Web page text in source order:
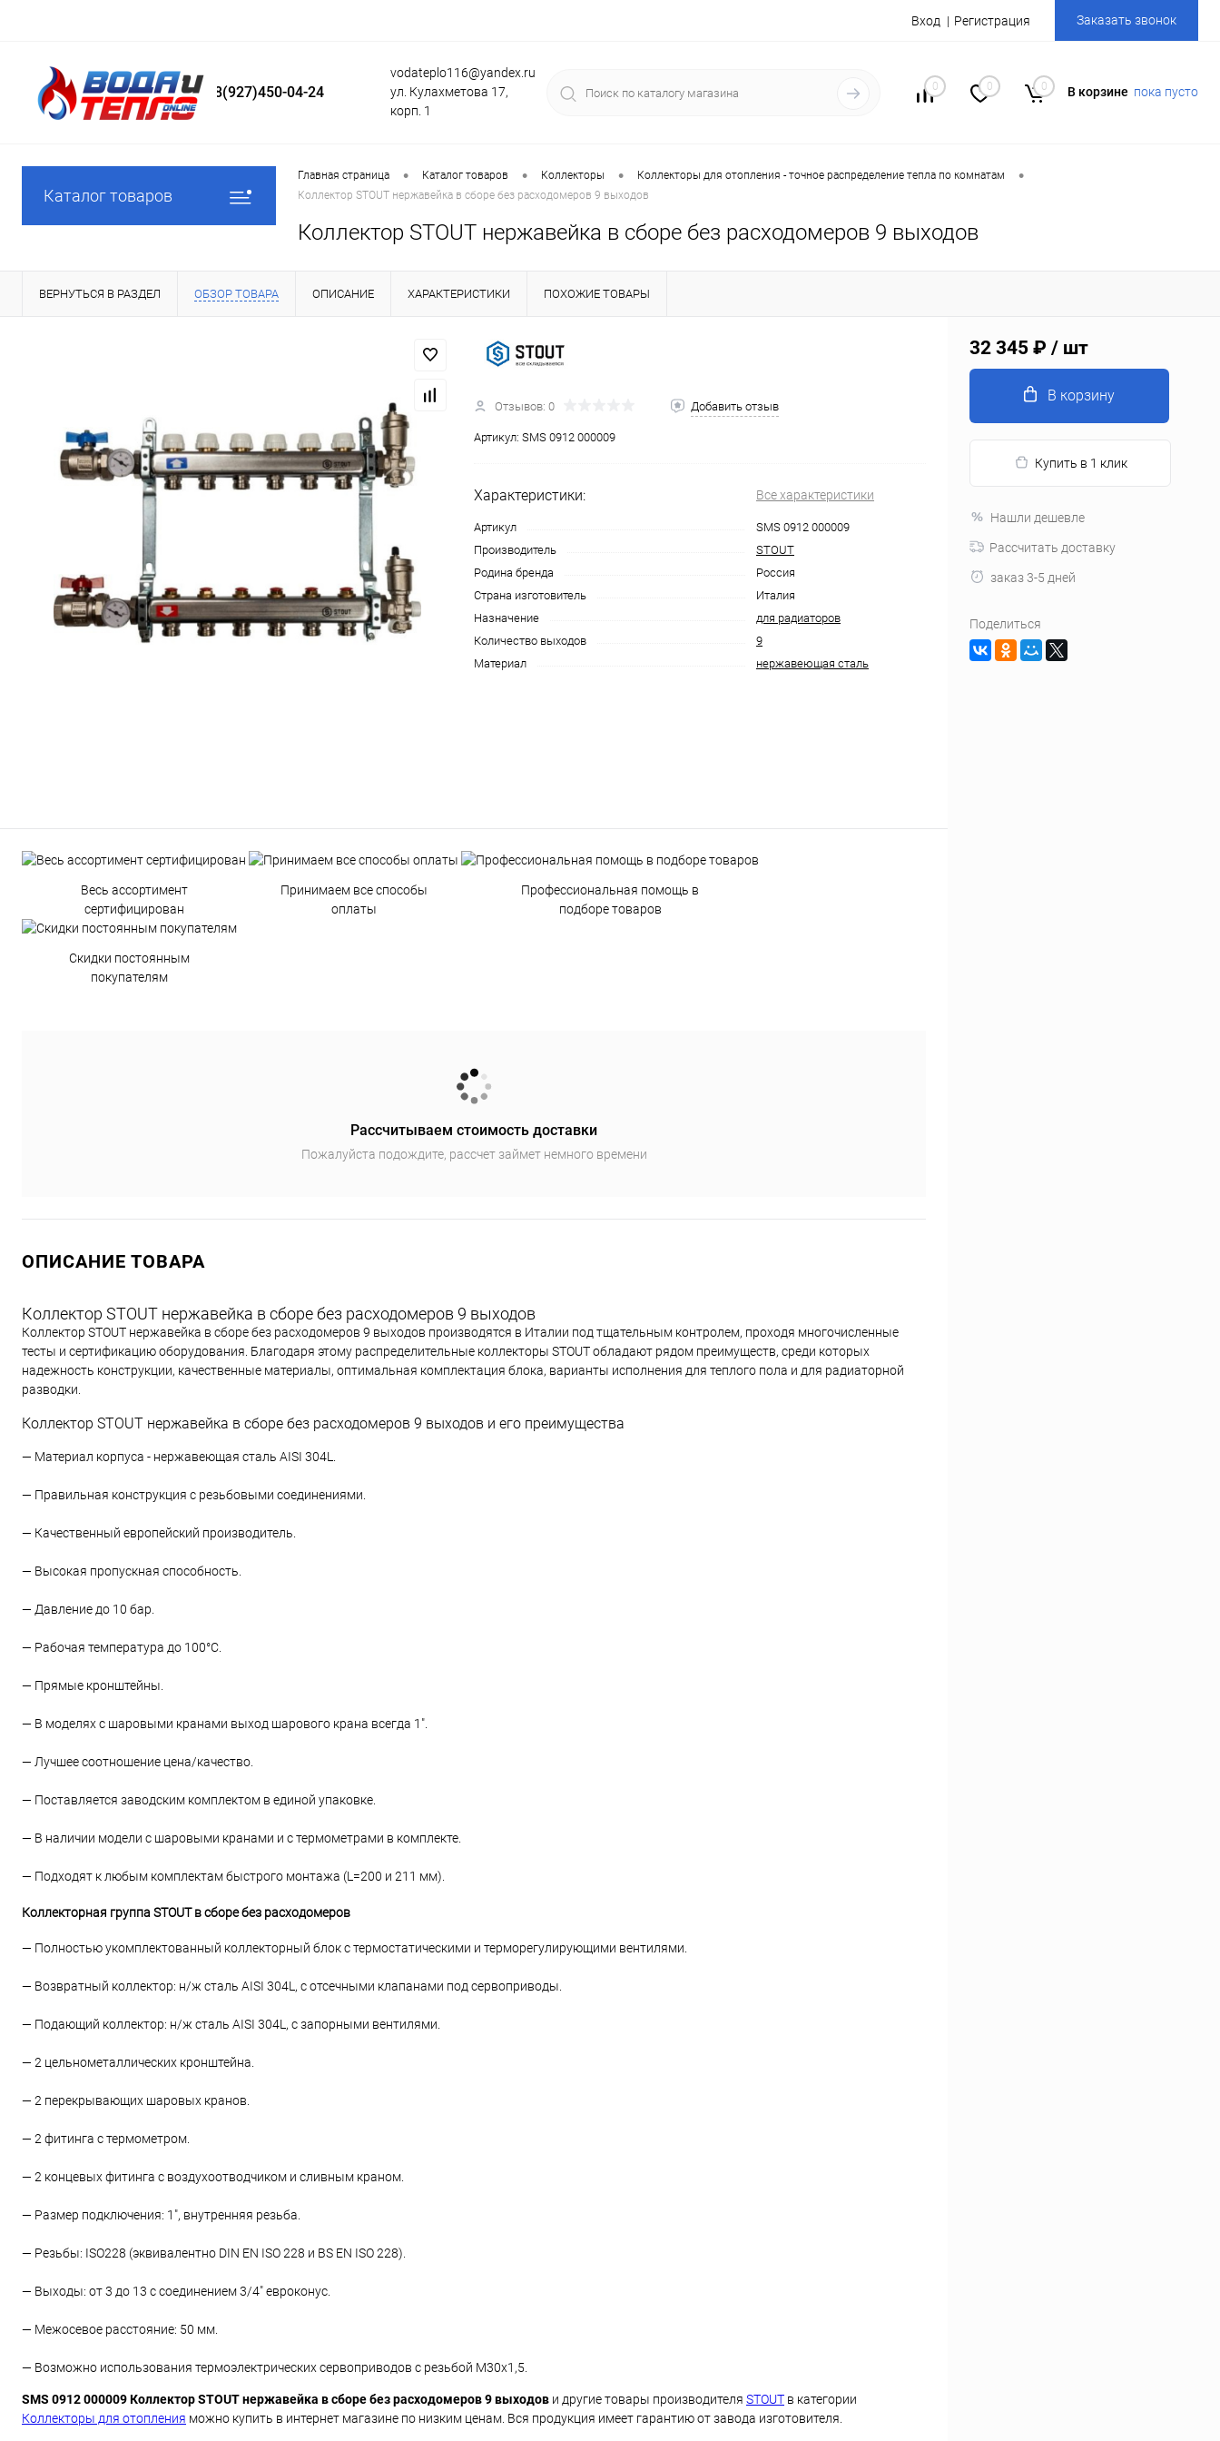
Вход Регистрация Заказать звонок
8(927)450-04-24
vodateplo116@yandex.ru
ул. Кулахметова 17,
корп. 1
0 0 0 В корзине пока пусто
Каталог товаров
Главная страница • Каталог товаров • Коллекторы • Коллекторы для отопления - точное распределение тепла по комнатам •
Коллектор STOUT нержавейка в сборе без расходомеров 9 выходов
Коллектор STOUT нержавейка в сборе без расходомеров 9 выходов
ВЕРНУТЬСЯ В РАЗДЕЛ ОБЗОР ТОВАРА ОПИСАНИЕ ХАРАКТЕРИСТИКИ ПОХОЖИЕ ТОВАРЫ
Отзывов: 0 Добавить отзыв
Артикул: SMS 0912 000009
Характеристики: Все характеристики
Артикул
SMS 0912 000009
Производитель
STOUT
Родина бренда
Россия
Страна изготовитель
Италия
Назначение
для радиаторов
Количество выходов
9
Материал
нержавеющая сталь
Весь ассортимент
сертифицирован
Принимаем все способы
оплаты
Профессиональная помощь в
подборе товаров
Скидки постоянным
покупателям
Рассчитываем стоимость доставки
Пожалуйста подождите, рассчет займет немного времени
ОПИСАНИЕ ТОВАРА
Коллектор STOUT нержавейка в сборе без расходомеров 9 выходов
Коллектор STOUT нержавейка в сборе без расходомеров 9 выходов производятся в Италии под тщательным контролем, проходя многочисленные
тесты и сертификацию оборудования. Благодаря этому распределительные коллекторы STOUT обладают рядом преимуществ, среди которых
надежность конструкции, качественные материалы, оптимальная комплектация блока, варианты исполнения для теплого пола и для радиаторной
разводки.
Коллектор STOUT нержавейка в сборе без расходомеров 9 выходов и его преимущества
— Материал корпуса - нержавеющая сталь AISI 304L.
— Правильная конструкция с резьбовыми соединениями.
— Качественный европейский производитель.
— Высокая пропускная способность.
— Давление до 10 бар.
— Рабочая температура до 100°С.
— Прямые кронштейны.
— В моделях с шаровыми кранами выход шарового крана всегда 1".
— Лучшее соотношение цена/качество.
— Поставляется заводским комплектом в единой упаковке.
— В наличии модели с шаровыми кранами и с термометрами в комплекте.
— Подходят к любым комплектам быстрого монтажа (L=200 и 211 мм).
Коллекторная группа STOUT в сборе без расходомеров
— Полностью укомплектованный коллекторный блок с термостатическими и терморегулирующими вентилями.
— Возвратный коллектор: н/ж сталь AISI 304L, с отсечными клапанами под сервоприводы.
— Подающий коллектор: н/ж сталь AISI 304L, с запорными вентилями.
— 2 цельнометаллических кронштейна.
— 2 перекрывающих шаровых кранов.
— 2 фитинга с термометром.
— 2 концевых фитинга с воздухоотводчиком и сливным краном.
— Размер подключения: 1", внутренняя резьба.
— Резьбы: ISO228 (эквивалентно DIN EN ISO 228 и BS EN ISO 228).
— Выходы: от 3 до 13 с соединением 3/4" евроконус.
— Межосевое расстояние: 50 мм.
— Возможно использования термоэлектрических сервоприводов с резьбой М30х1,5.
SMS 0912 000009 Коллектор STOUT нержавейка в сборе без расходомеров 9 выходов и другие товары производителя STOUT в категории
Коллекторы для отопления можно купить в интернет магазине по низким ценам. Вся продукция имеет гарантию от завода изготовителя.
32 345 ₽ / шт
В корзину
Купить в 1 клик
Нашли дешевле
Рассчитать доставку
заказ 3-5 дней
Поделиться